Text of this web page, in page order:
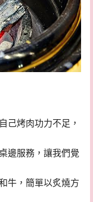
己烤肉功力不足，
邊服務，讓我們覺
牛，簡單以炙燒方